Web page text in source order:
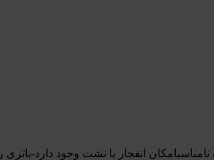
انفجار یا نشت وجود دارد-